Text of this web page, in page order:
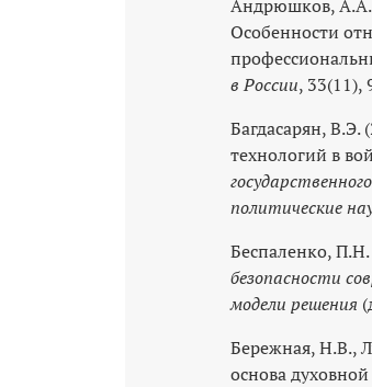
Андрюшков,
Особенности
в России, 33(11),
Багдасарян,
технологий в
политические
Беспаленко,
безопасности
модели решения
Бережная, Н.В.,
основа